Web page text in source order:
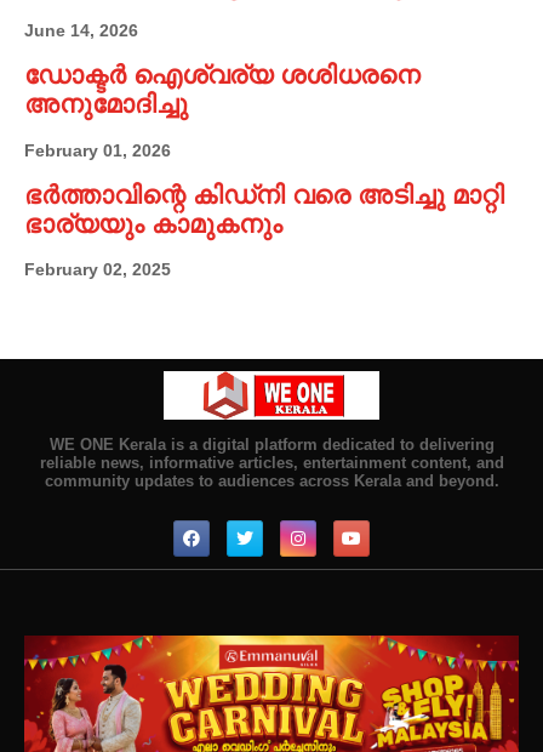
June 14, 2026
ഡോക്ടർ ഐശ്വര്യ ശശിധരനെ
അനുമോദിച്ചു
February 01, 2026
ഭർത്താവിന്റെ കിഡ്നി വരെ അടിച്ചു മാറ്റി
ഭാര്യയും കാമുകനും
February 02, 2025
WE ONE Kerala is a digital platform dedicated to delivering
reliable news, informative articles, entertainment content, and
community updates to audiences across Kerala and beyond.